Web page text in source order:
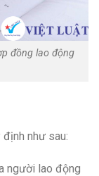
đồng lao động
định như sau:
người lao động